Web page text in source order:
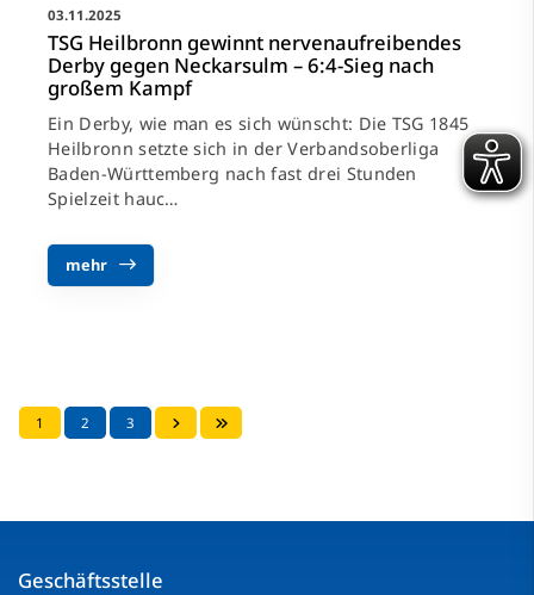
03.11.2025
TSG Heilbronn gewinnt nervenaufreibendes
Derby gegen Neckarsulm – 6:4-Sieg nach
großem Kampf
Ein Derby, wie man es sich wünscht: Die TSG 1845
Heilbronn setzte sich in der Verbandsoberliga
Baden-Württemberg nach fast drei Stunden
Spielzeit hauc…
mehr
1 2 3
Geschäftsstelle